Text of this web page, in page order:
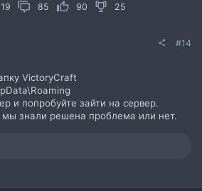
85 90 25
#14
VictoryCraft
и попробуйте зайти на сервер.
знали решена проблема или нет.